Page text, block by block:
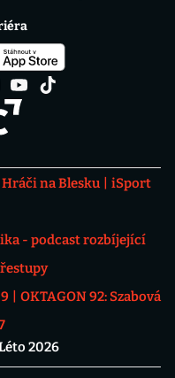
Hráči na Blesku
iSport
- podcast rozbíjející
OKTAGON 92: Szabová
2026